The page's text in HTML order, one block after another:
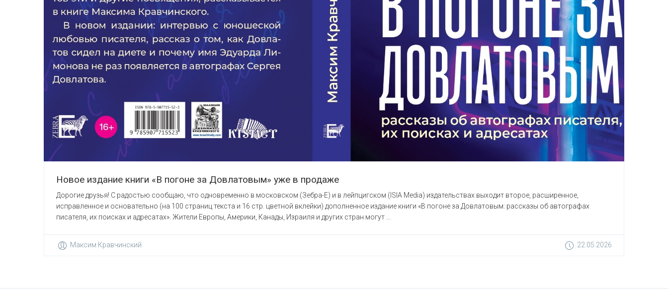
Новое издание книги «В погоне за Довлатовым» уже в продаже
Дорогие друзья! С радостью сообщаю, что одновременно в московском (Зебра-Е) и в лейпцигском (ISIA Media) издательствах выходит второе, расширенное,
исправленное и основательно (на 100 страниц текста и 16 стр. цветной вклейки) дополненное издание книги «В погоне за Довлатовым: рассказы об автографах
писателя, их поисках и адресатах». Жители Европы, Америки, Канады, Израиля и других стран могут ...
Максим Кравчинский 22.05.2026